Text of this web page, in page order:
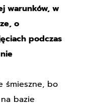
warunków, w
o
podczas
śmieszne, bo
bazie